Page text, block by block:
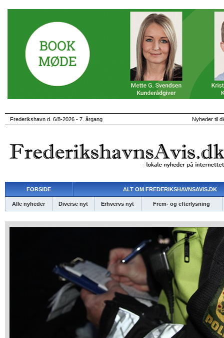
Frederikshavn d. 6/8-2026 - 7. årgang Nyheder til
FORSIDE ALT OM FREDERIKSHAVNSAVIS.DK
Alle nyheder Diverse nyt Erhvervs nyt Frem- og efterlysning